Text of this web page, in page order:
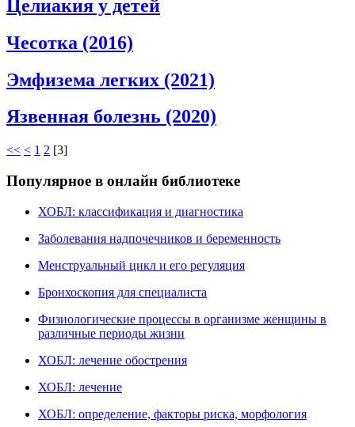
Целиакия у детей
Чесотка (2016)
Эмфизема легких (2021)
Язвенная болезнь (2020)
<< < 1 2 [3]
Популярное в онлайн библиотеке
ХОБЛ: классификация и диагностика
Заболевания надпочечников и беременность
Менструальный цикл и его регуляция
Бронхоскопия для специалиста
Физиологические процессы в организме женщины в
различные периоды жизни
ХОБЛ: лечение обострения
ХОБЛ: лечение
ХОБЛ: определение, факторы риска, морфология